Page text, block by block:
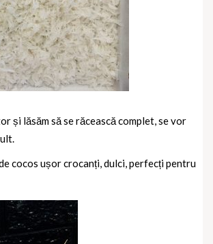
și lăsăm să se răcească complet, se vor
cocos ușor crocanți, dulci, perfecți pentru